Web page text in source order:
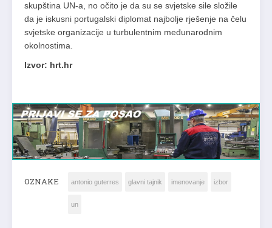
skupština UN-a, no očito je da su se svjetske sile složile
da je iskusni portugalski diplomat najbolje rješenje na čelu
svjetske organizacije u turbulentnim međunarodnim
okolnostima.
Izvor: hrt.hr
OZNAKE antonio guterres glavni tajnik imenovanje izbor
un